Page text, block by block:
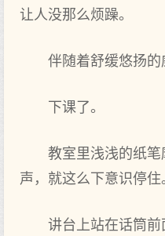
让人没那么烦躁。
伴随着舒缓悠扬的
下课了。
教室里浅浅的纸
声，就这么下意识停住
讲台上站在话筒